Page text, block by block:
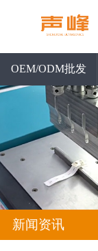
OEM/ODM批发
新闻资讯